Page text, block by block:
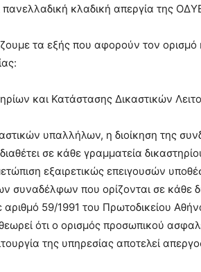
πανελλαδική κλαδική απεργία της
τα εξής που αφορούν τον
και Κατάστασης Δικαστικών
υπαλλήλων, η διοίκηση της
σε κάθε γραμματεία
εξαιρετικώς επειγουσών
συναδέλφων που ορίζονται σε κάθε
59/1991 του Πρωτοδικείου
ότι ο ορισμός προσωπικού
της υπηρεσίας αποτελεί